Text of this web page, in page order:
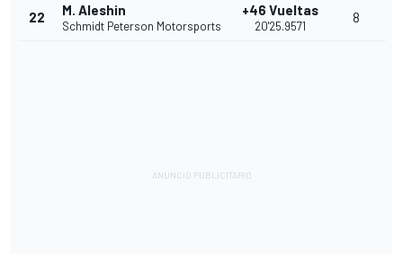
22 M. Aleshin
Schmidt Peterson Motorsports
+46 Vueltas
20'25.9571
8